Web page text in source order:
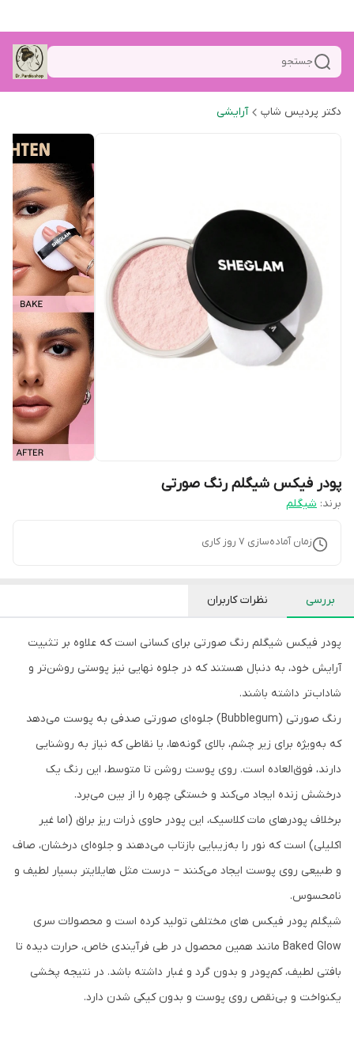
جستجو
دکتر پردیس شاپ آرایشی
پودر فیکس شیگلم رنگ صورتی
برند: شیگلم
زمان آماده‌سازی 7 روز کاری
بررسی نظرات کاربران
پودر فیکس شیگلم رنگ صورتی برای کسانی است که علاوه بر تثبیت
آرایش خود، به دنبال هستند که در جلوه نهایی نیز پوستی روشن‌تر و
شاداب‌تر داشته باشند.
رنگ صورتی (Bubblegum) جلوه‌ای صورتی صدفی به پوست می‌دهد
که به‌ویژه برای زیر چشم، بالای گونه‌ها، یا نقاطی که نیاز به روشنایی
دارند، فوق‌العاده است. روی پوست روشن تا متوسط، این رنگ یک
درخشش زنده ایجاد می‌کند و خستگی چهره را از بین می‌برد.
برخلاف پودرهای مات کلاسیک، این پودر حاوی ذرات ریز براق (اما غیر
اکلیلی) است که نور را به‌زیبایی بازتاب می‌دهند و جلوه‌ای درخشان، صاف
و طبیعی روی پوست ایجاد می‌کنند – درست مثل هایلایتر بسیار لطیف و
نامحسوس.
شیگلم پودر فیکس های مختلفی تولید کرده است و محصولات سری
Baked Glow مانند همین محصول در طی فرآیندی خاص، حرارت دیده تا
بافتی لطیف، کم‌پودر و بدون گرد و غبار داشته باشد. در نتیجه پخشی
یکنواخت و بی‌نقص روی پوست و بدون کیکی شدن دارد.